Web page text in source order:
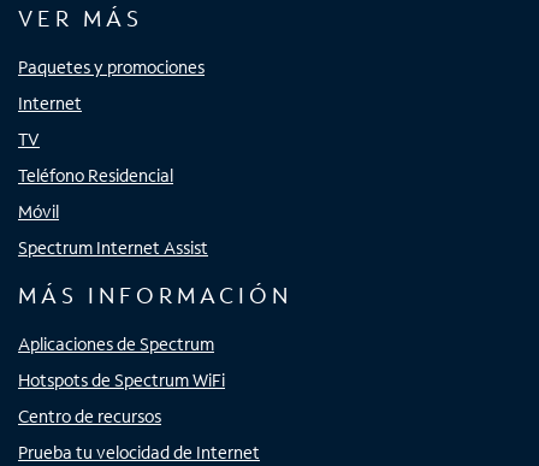
VER MÁS
Paquetes y promociones
Internet
TV
Teléfono Residencial
Móvil
Spectrum Internet Assist
MÁS INFORMACIÓN
Aplicaciones de Spectrum
Hotspots de Spectrum WiFi
Centro de recursos
Prueba tu velocidad de Internet